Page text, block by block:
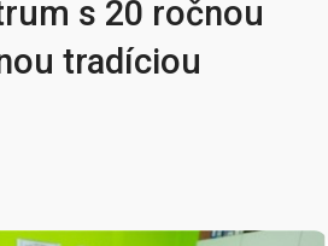
s 20 ročnou
tradíciou